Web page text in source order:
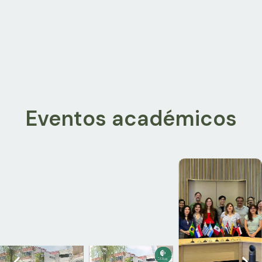
Eventos académicos